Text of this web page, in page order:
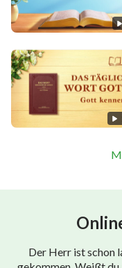
nachzukommen)
2) Speisopfer durch
3) Sündopfer durch
9. Reine und
Der Herr ist schon